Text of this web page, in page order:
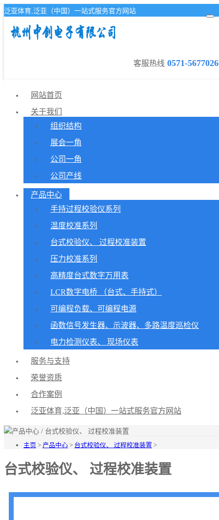
泛亚体育,泛亚（中国）一站式服务官方网站
客服热线 0571-
网站首页
关于我们
组织结构
展会一角
公司一角
公司产线
产品中心
手持过程校验仪系列
温度校准系列
台式校验仪、 过程校准装置
压力校准系列
高精度台式数字万用表
LCR数字电桥 （台式、手持式）
可编程负载、可编程电源
函数信号发生器、示波器、多路温度巡检仪
电力检测仪表、 现场仪表
服务与支持
荣誉资质
合作案例
泛亚体育,泛亚（中国）一站式服务官方网站
主页 > 产品中心 > 台式校验仪、 过程校准装置 >
台式校验仪、 过程校准装置